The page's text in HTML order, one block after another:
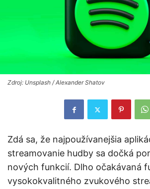
Zdroj: Unsplash / Alexander Shatov
Zdá sa, že najpoužívanejšia
streamovanie hudby sa dočká
nových funkcií. Dlho očakávaná
vysokokvalitného zvukového